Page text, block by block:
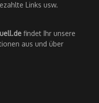
Links usw.
findet Ihr unsere
aus und über